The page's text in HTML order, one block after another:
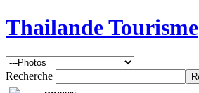
Thailande Tourisme
Recherche